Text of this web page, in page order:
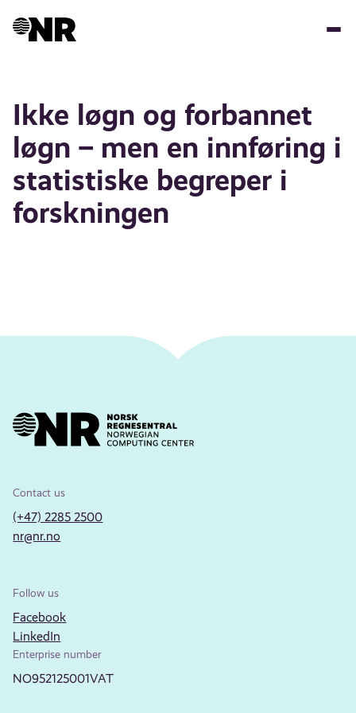
Ikke løgn og forbannet
løgn – men en innføring i
statistiske begreper i
forskningen
Contact us
(+47) 2285 2500
nr@nr.no
Follow us
Facebook
LinkedIn
Enterprise number
NO952125001VAT